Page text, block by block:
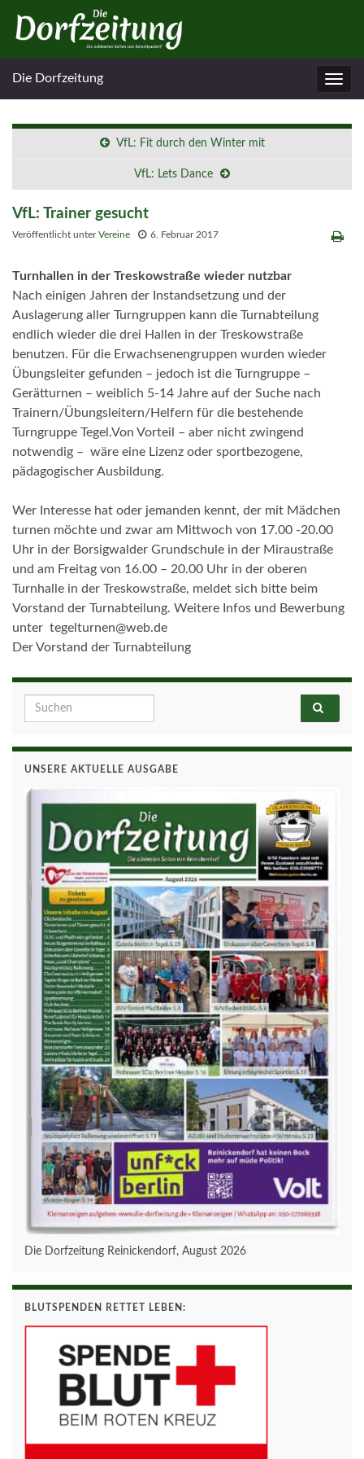
Die Dorfzeitung
VfL: Fit durch den Winter mit
VfL: Lets Dance
VfL: Trainer gesucht
Veröffentlicht unterVereine 6. Februar 2017
Turnhallen in der Treskowstraße wieder nutzbar
Nach einigen Jahren der Instandsetzung und der
Auslagerung aller Turngruppen kann die Turnabteilung
endlich wieder die drei Hallen in der Treskowstraße
benutzen. Für die Erwachsenengruppen wurden wieder
Übungsleiter gefunden – jedoch ist die Turngruppe –
Gerätturnen – weiblich 5-14 Jahre auf der Suche nach
Trainern/Übungsleitern/Helfern für die bestehende
Turngruppe Tegel.Von Vorteil – aber nicht zwingend
notwendig – wäre eine Lizenz oder sportbezogene,
pädagogischer Ausbildung.
Wer Interesse hat oder jemanden kennt, der mit Mädchen
turnen möchte und zwar am Mittwoch von 17.00 -20.00
Uhr in der Borsigwalder Grundschule in der Miraustraße
und am Freitag von 16.00 – 20.00 Uhr in der oberen
Turnhalle in der Treskowstraße, meldet sich bitte beim
Vorstand der Turnabteilung. Weitere Infos und Bewerbung
unter tegelturnen@web.de
Der Vorstand der Turnabteilung
Search for:
UNSERE AKTUELLE AUSGABE
Die Dorfzeitung Reinickendorf, August 2026
BLUTSPENDEN RETTET LEBEN: